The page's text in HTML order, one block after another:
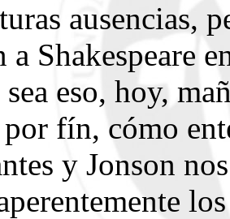
ausencias,
a Shakespeare
eso, hoy,
fín, cómo
y Jonson